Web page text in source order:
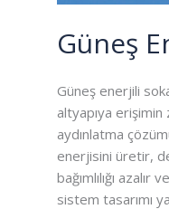
Güneş
Güneş enerjili
altyapıya
aydınlatma
enerjisini üretir,
bağımlılığı
sistem tasarımı